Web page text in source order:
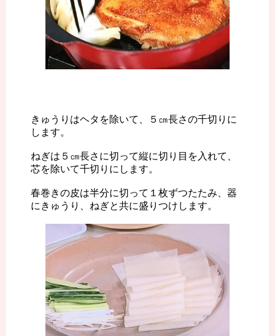
きゅうりはヘタを除いて、５㎝長さの千切りに
します。
ねぎは５㎝長さに切って縦に切り目を入れて、
芯を除いて千切りにします。
春巻きの皮は半分に切って１枚ずつたたみ、器
にきゅうり、ねぎと共に盛りつけします。